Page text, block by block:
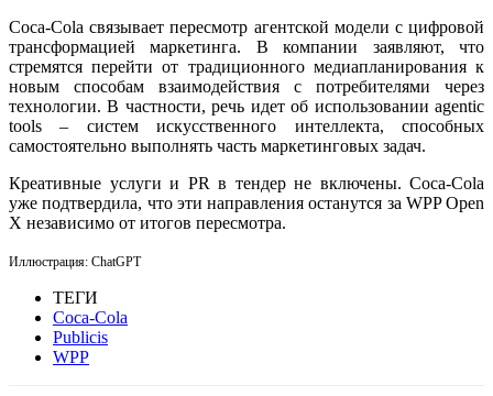
Coca-Cola связывает пересмотр агентской модели с цифровой
трансформацией маркетинга. В компании заявляют, что
стремятся перейти от традиционного медиапланирования к
новым способам взаимодействия с потребителями через
технологии. В частности, речь идет об использовании agentic
tools – систем искусственного интеллекта, способных
самостоятельно выполнять часть маркетинговых задач.
Креативные услуги и PR в тендер не включены. Coca-Cola
уже подтвердила, что эти направления останутся за WPP Open
X независимо от итогов пересмотра.
Иллюстрация: ChatGPT
ТЕГИ
Coca-Cola
Publicis
WPP